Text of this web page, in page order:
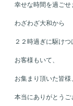
幸せな時間を過ご
わざわざ大和から
２２時過ぎに駆け
お客様もいて、
お集まり頂いた皆様
本当にありがとうご